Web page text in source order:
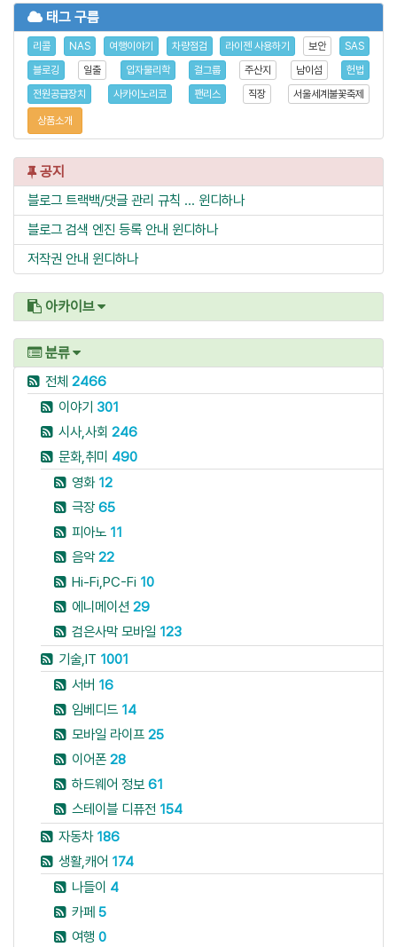
태그 구름
리콜 NAS 여행이야기 차량점검 라이젠 사용하기 보안
SAS
블로깅
일출 입자물리학 걸그룹 주산지 남이섬
헌법
전원공급장치
사카이노리코 팬리스 직장 서울세계불꽃축제
상품소개
공지
블로그 트랙백/댓글 관리 규칙 ... 윈디하나
블로그 검색 엔진 등록 안내 윈디하나
저작권 안내 윈디하나
아카이브
분류
전체 2466
이야기 301
시사,사회 246
문화,취미 490
영화 12
극장65
피아노 11
음악22
Hi-Fi,PC-Fi 10
에니메이션 29
검은사막 모바일 123
기술,IT 1001
서버 16
임베디드 14
모바일 라이프 25
이어폰 28
하드웨어 정보 61
스테이블 디퓨전 154
자동차 186
생활,캐어 174
나들이 4
카페 5
여행 0